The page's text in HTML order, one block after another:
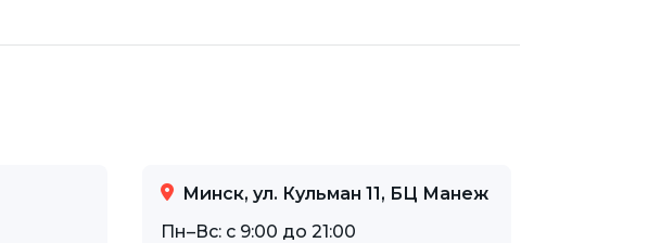
Минск, ул. Кульман 11, БЦ Манеж
Пн–Вс: с 9:00 до 21:00